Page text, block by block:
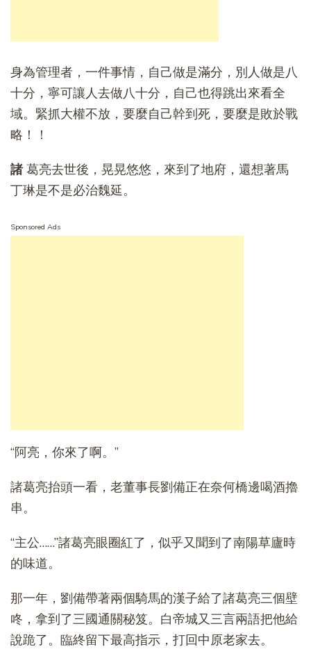
身為管理者，一件事情，自己做是滿分，別人做是八
十分，寧可讓人去做八十分，自己也得跳出來看全
域。緊抓大權不放，要麼自己幹到死，要麼是敗於戰
略！！
諸 葛亮去世後，晃晃悠悠，來到了地府，還想著馬
丁琳是不是必治魏延。
Sponsored Ads
“阿亮，你來了啊。”
諸葛亮抬頭一看，老董事長劉備正在奈何橋邊喝酒擼
串。
“主公……”諸葛亮眼圈紅了，似乎又聞到了南陽草廬時
的味道。
那一年，劉備帶著兩個騎馬的漢子給了諸葛亮三個壁
咚，拿到了三國通關秘笈。白帝城又三言兩語把他給
說跪了。臨終留下最高指示，打回中原老家去。